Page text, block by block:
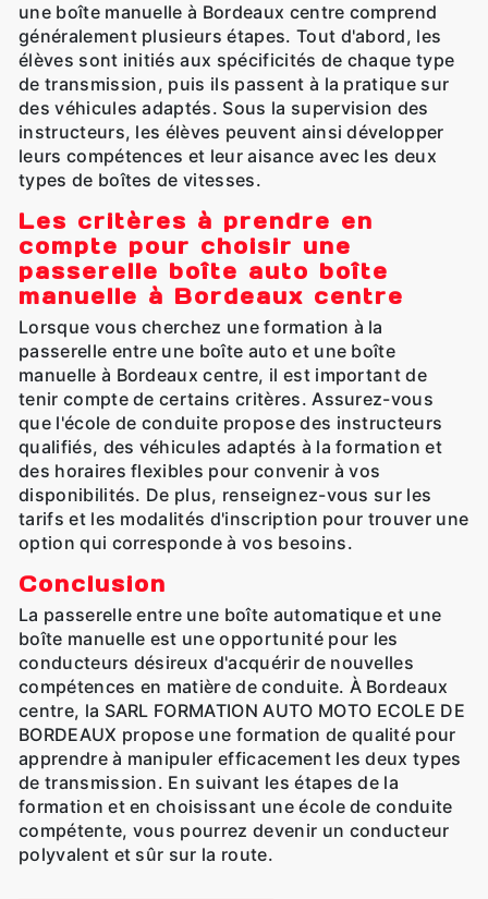
une boîte manuelle à Bordeaux centre comprend
généralement plusieurs étapes. Tout d'abord, les
élèves sont initiés aux spécificités de chaque type
de transmission, puis ils passent à la pratique sur
des véhicules adaptés. Sous la supervision des
instructeurs, les élèves peuvent ainsi développer
leurs compétences et leur aisance avec les deux
types de boîtes de vitesses.
Les critères à prendre en
compte pour choisir une
passerelle boîte auto boîte
manuelle à Bordeaux centre
Lorsque vous cherchez une formation à la
passerelle entre une boîte auto et une boîte
manuelle à Bordeaux centre, il est important de
tenir compte de certains critères. Assurez-vous
que l'école de conduite propose des instructeurs
qualifiés, des véhicules adaptés à la formation et
des horaires flexibles pour convenir à vos
disponibilités. De plus, renseignez-vous sur les
tarifs et les modalités d'inscription pour trouver une
option qui corresponde à vos besoins.
Conclusion
La passerelle entre une boîte automatique et une
boîte manuelle est une opportunité pour les
conducteurs désireux d'acquérir de nouvelles
compétences en matière de conduite. À Bordeaux
centre, la SARL FORMATION AUTO MOTO ECOLE DE
BORDEAUX propose une formation de qualité pour
apprendre à manipuler efficacement les deux types
de transmission. En suivant les étapes de la
formation et en choisissant une école de conduite
compétente, vous pourrez devenir un conducteur
polyvalent et sûr sur la route.